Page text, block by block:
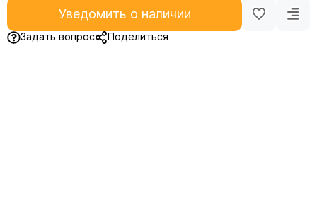
Уведомить о наличии
Задать вопрос Поделиться